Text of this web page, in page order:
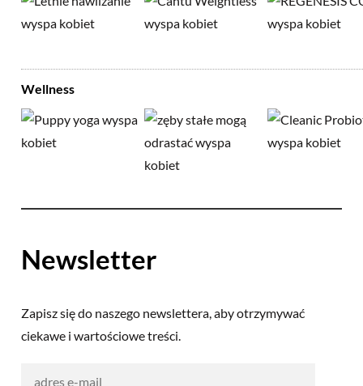
Wellness
Newsletter
Zapisz się do naszego newslettera, aby otrzymywać
ciekawe i wartościowe treści.